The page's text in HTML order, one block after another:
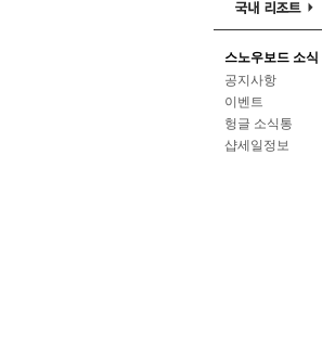
스노우보드 소식
공지사항
이벤트
헝글 소식통
샵세일정보